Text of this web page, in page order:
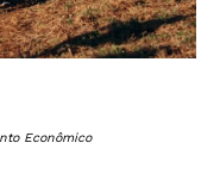
Econômico